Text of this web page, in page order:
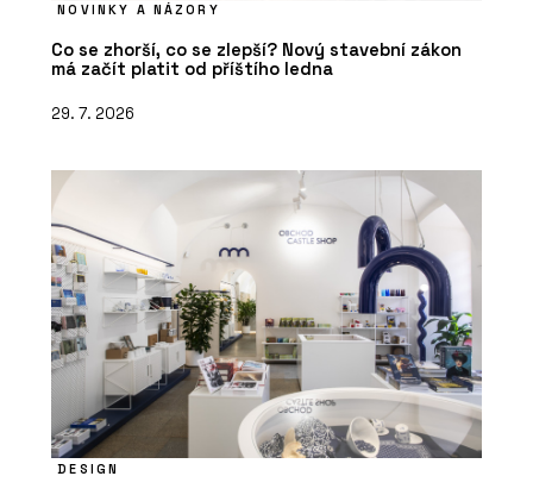
NOVINKY A NÁZORY
Co se zhorší, co se zlepší? Nový stavební zákon
má začít platit od příštího ledna
29. 7. 2026
DESIGN